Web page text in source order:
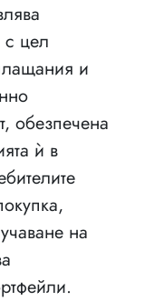
цел
и
обезпечена
ѝ в
на